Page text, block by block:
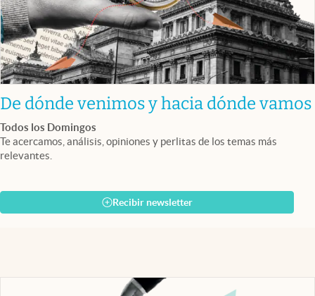
De dónde venimos y hacia dónde vamos
Todos los Domingos
Te acercamos, análisis, opiniones y perlitas de los temas más
relevantes.
Recibir newsletter